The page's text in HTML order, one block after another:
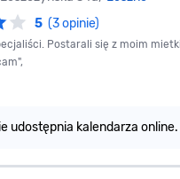
5 (3 opinie)
Postarali się z moim
udostępnia kalendarza online.